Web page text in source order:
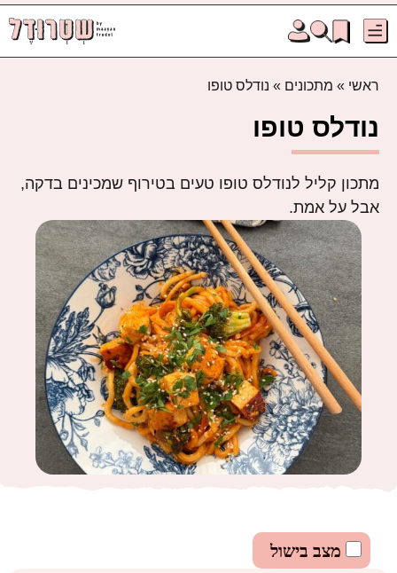
ראשי » מתכונים » נודלס טופו
נודלס טופו
מתכון קליל לנודלס טופו טעים בטירוף שמכינים בדקה,
אבל על אמת.
מצב בישול